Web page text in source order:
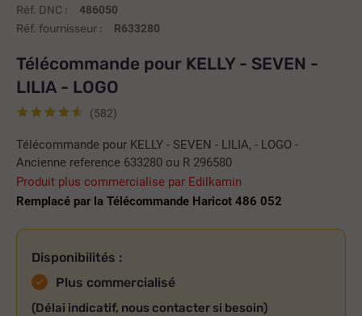
Réf. DNC : 486050
Réf. fournisseur : R633280
Télécommande pour KELLY - SEVEN -
LILIA - LOGO
(582)
Télécommande pour KELLY - SEVEN - LILIA, - LOGO -
Ancienne reference 633280 ou R 296580
Produit plus commercialise par Edilkamin
Remplacé par la Télécommande Haricot 486 052
Disponibilités :
Plus commercialisé
(Délai indicatif, nous contacter si besoin)